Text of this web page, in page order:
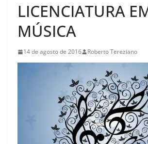
LICENCIATURA
MÚSICA
14 de agosto de 2016 Roberto Tereziano